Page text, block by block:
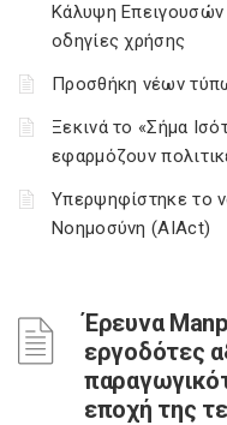
Κάλυψη Επειγουσών
οδηγίες χρήσης
Προσθήκη νέων
Ξεκινά το «Σήμα
εφαρμόζουν
Υπερψηφίστηκε το
Νοημοσύνη (AIAct)
Έρευνα
εργοδότες
εποχή της